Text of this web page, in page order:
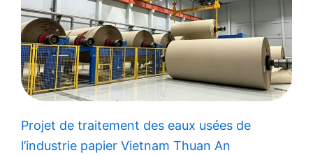
Projet de traitement des eaux usées de
l’industrie papier Vietnam Thuan An